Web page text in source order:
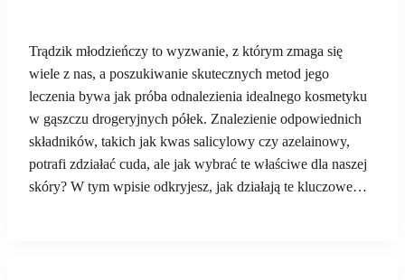
Trądzik młodzieńczy to wyzwanie, z którym zmaga się
wiele z nas, a poszukiwanie skutecznych metod jego
leczenia bywa jak próba odnalezienia idealnego kosmetyku
w gąszczu drogeryjnych półek. Znalezienie odpowiednich
składników, takich jak kwas salicylowy czy azelainowy,
potrafi zdziałać cuda, ale jak wybrać te właściwe dla naszej
skóry? W tym wpisie odkryjesz, jak działają te kluczowe…